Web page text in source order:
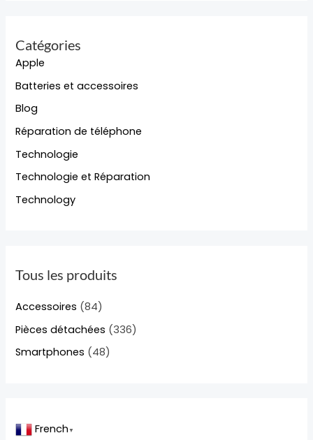
Catégories
Apple
Batteries et accessoires
Blog
Réparation de téléphone
Technologie
Technologie et Réparation
Technology
Tous les produits
Accessoires (84)
Pièces détachées (336)
Smartphones (48)
French ▼